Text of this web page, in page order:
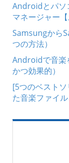
Androidとパソ
マネージャー【
Samsungから
つの方法）
Androidで音楽
かつ効果的）
[5つのベスト
た音楽ファイ